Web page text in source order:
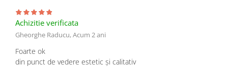
Achizitie verificata
Gheorghe Raducu,Acum 2 ani
Foarte ok
din punct de vedere estetic și calitativ